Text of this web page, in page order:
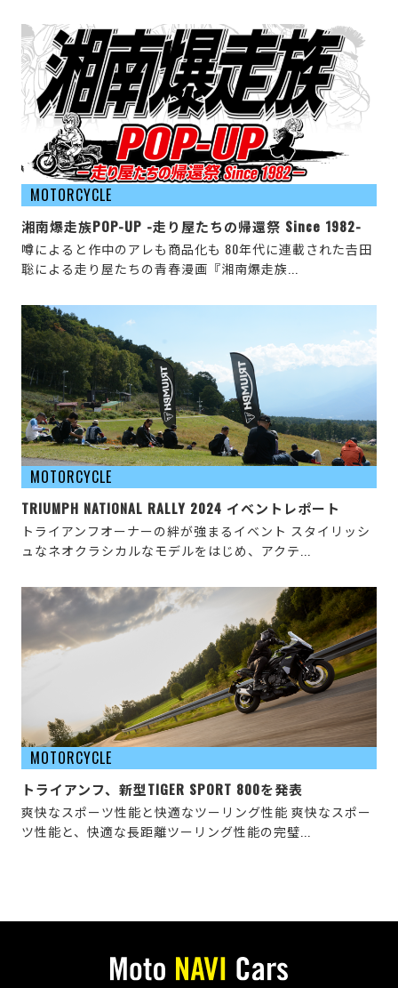
MOTORCYCLE
湘南爆走族POP-UP -走り屋たちの帰還祭 Since 1982-
噂によると作中のアレも商品化も 80年代に連載された𠮷田
聡による走り屋たちの青春漫画『湘南爆走族...
MOTORCYCLE
TRIUMPH NATIONAL RALLY 2024 イベントレポート
トライアンフオーナーの絆が強まるイベント スタイリッシ
ュなネオクラシカルなモデルをはじめ、アクテ...
MOTORCYCLE
トライアンフ、新型TIGER SPORT 800を発表
爽快なスポーツ性能と快適なツーリング性能 爽快なスポー
ツ性能と、快適な長距離ツーリング性能の完璧...